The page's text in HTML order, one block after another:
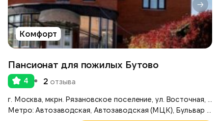
Комфорт
Пансионат для пожилых Бутово
4 2 отзыва